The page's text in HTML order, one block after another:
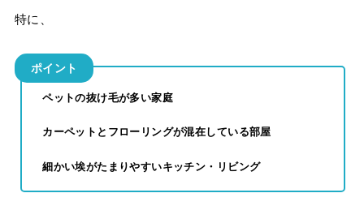
特に、
ポイント
ペットの抜け毛が多い家庭
カーペットとフローリングが混在している部屋
細かい埃がたまりやすいキッチン・リビング